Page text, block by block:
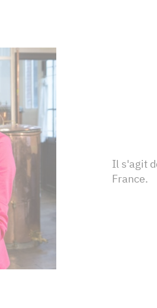
Il s'agit
France.